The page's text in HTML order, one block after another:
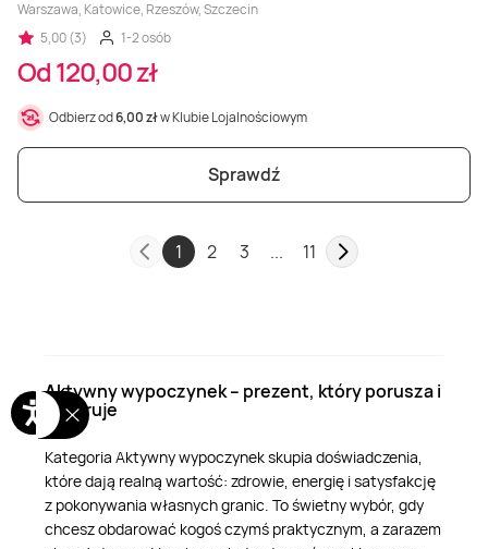
Warszawa, Katowice, Rzeszów, Szczecin
5,00 (3)
1-2 osób
Od 120,00 zł
Odbierz od6,00 złw Klubie Lojalnościowym
Sprawdź
1 2 3 ... 11
Aktywny wypoczynek – prezent, który porusza i
inspiruje
Kategoria Aktywny wypoczynek skupia doświadczenia,
które dają realną wartość: zdrowie, energię i satysfakcję
z pokonywania własnych granic. To świetny wybór, gdy
chcesz obdarować kogoś czymś praktycznym, a zarazem